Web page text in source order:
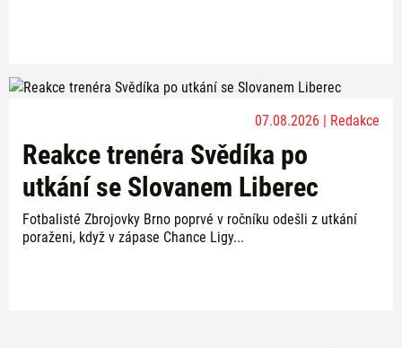
07.08.2026 | Redakce
Reakce trenéra Svědíka po
utkání se Slovanem Liberec
Fotbalisté Zbrojovky Brno poprvé v ročníku odešli z utkání
poraženi, když v zápase Chance Ligy...